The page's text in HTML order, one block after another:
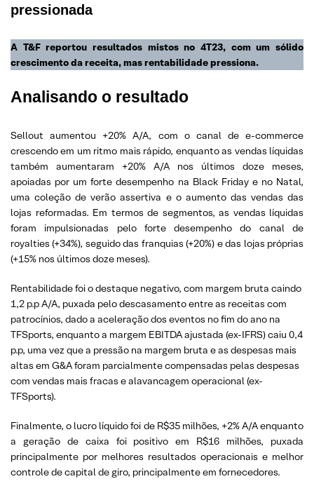
pressionada
A T&F reportou resultados mistos no 4T23, com um sólido
crescimento da receita, mas rentabilidade pressiona.
Analisando o resultado
Sellout aumentou +20% A/A, com o canal de e-commerce
crescendo em um ritmo mais rápido, enquanto as vendas líquidas
também aumentaram +20% A/A nos últimos doze meses,
apoiadas por um forte desempenho na Black Friday e no Natal,
uma coleção de verão assertiva e o aumento das vendas das
lojas reformadas. Em termos de segmentos, as vendas líquidas
foram impulsionadas pelo forte desempenho do canal de
royalties (+34%), seguido das franquias (+20%) e das lojas próprias
(+15% nos últimos doze meses).
Rentabilidade foi o destaque negativo, com margem bruta caindo
1,2 p.p A/A, puxada pelo descasamento entre as receitas com
patrocínios, dado a aceleração dos eventos no fim do ano na
TFSports, enquanto a margem EBITDA ajustada (ex-IFRS) caiu 0,4
p.p, uma vez que a pressão na margem bruta e as despesas mais
altas em G&A foram parcialmente compensadas pelas despesas
com vendas mais fracas e alavancagem operacional (ex-
TFSports).
Finalmente, o lucro líquido foi de R$35 milhões, +2% A/A enquanto
a geração de caixa foi positivo em R$16 milhões, puxada
principalmente por melhores resultados operacionais e melhor
controle de capital de giro, principalmente em fornecedores.